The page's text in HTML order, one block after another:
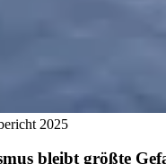
2025
bleibt größte